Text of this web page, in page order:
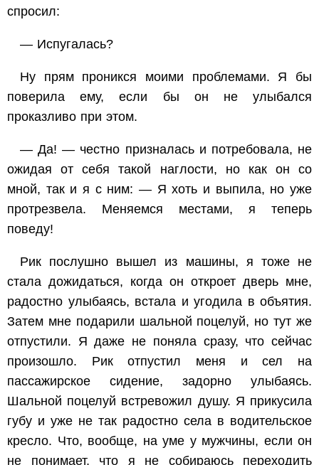
спросил:
— Испугалась?
Ну прям проникся моими проблемами. Я бы
поверила ему, если бы он не улыбался
проказливо при этом.
— Да! — честно призналась и потребовала, не
ожидая от себя такой наглости, но как он со
мной, так и я с ним: — Я хоть и выпила, но уже
протрезвела. Меняемся местами, я теперь
поведу!
Рик послушно вышел из машины, я тоже не
стала дожидаться, когда он откроет дверь мне,
радостно улыбаясь, встала и угодила в объятия.
Затем мне подарили шальной поцелуй, но тут же
отпустили. Я даже не поняла сразу, что сейчас
произошло. Рик отпустил меня и сел на
пассажирское сидение, задорно улыбаясь.
Шальной поцелуй встревожил душу. Я прикусила
губу и уже не так радостно села в водительское
кресло. Что, вообще, на уме у мужчины, если он
не понимает, что я не собираюсь переходить